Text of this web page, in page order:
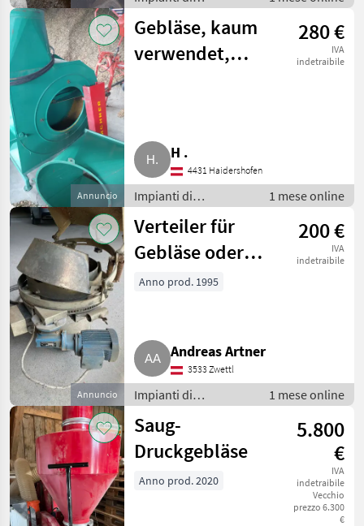
movimentazione e
trasporto / Soffiatori
Annuncio
Gebläse, kaum
verwendet,
280 €
IVA
indetraibile
H .
4431 Haidershofen
Impianti di
movimentazione e
trasporto / Soffiatori
1 mese online
Annuncio
Verteiler für
Gebläse oder
Häcksler, el. für
200 €
IVA
indetraibile
Anno prod. 1995
Andreas Artner
3533 Zwettl
Impianti di
movimentazione e
trasporto / Soffiatori
1 mese online
Saug-
Druckgebläse
5.800
€
IVA
indetraibile
Vecchio
prezzo 6.300
€
Anno prod. 2020